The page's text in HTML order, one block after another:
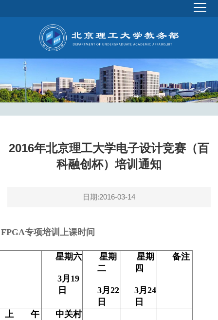
2016年北京理工大学电子设计竞赛（百
科融创杯）培训通知
日期:2016-03-14
FPGA专项培训上课时间
星期六
3月 19
日
星期
二
3月 22
日
星期
四
3月24
日
备注
上 午
中关村